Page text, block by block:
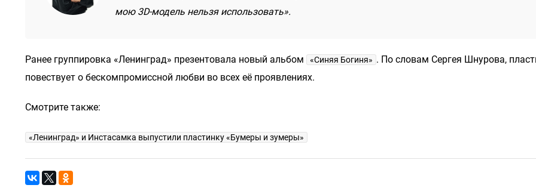
мою 3D-модель нельзя использовать».
Ранее группировка «Ленинград» презентовала новый альбом «Синяя Богиня» . По словам Сергея Шнурова,
повествует о бескомпромиссной любви во всех её проявлениях.
Смотрите также:
«Ленинград» и Инстасамка выпустили пластинку «Бумеры и зумеры»